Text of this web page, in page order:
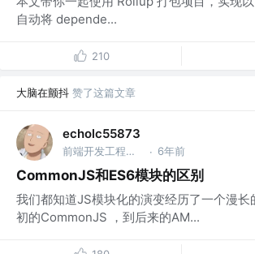
自动将 depende...
210
大脑在颤抖 赞了这篇文章
echolc55873
前端开发工程师 @Shein · 6年前
CommonJS和ES6模块的区别
我们都知道JS模块化的演变经历了一个漫长
初的CommonJS ，到后来的AM...